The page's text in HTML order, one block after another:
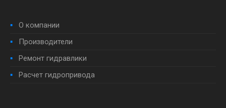
О компании
Производители
Ремонт гидравлики
Расчет гидропривода